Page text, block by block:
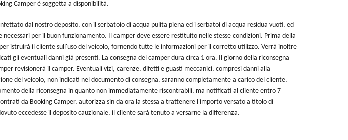
Camper è soggetta a disponibilità.
dal nostro deposito, con il serbatoio di acqua pulita piena ed i serbatoi di acqua residua vuoti, ed
per il buon funzionamento. Il camper deve essere restituito nelle stesse condizioni. Prima della
istruirà il cliente sull'uso del veicolo, fornendo tutte le informazioni per il corretto utilizzo. Verrà inoltre
gli eventuali danni già presenti. La consegna del camper dura circa 1 ora. Il giorno della riconsegna
revisionerà il camper. Eventuali vizi, carenze, difetti e guasti meccanici, compresi danni alla
del veicolo, non indicati nel documento di consegna, saranno completamente a carico del cliente,
della riconsegna in quanto non immediatamente riscontrabili, ma notificati al cliente entro 7
da Booking Camper, autorizza sin da ora la stessa a trattenere l'importo versato a titolo di
eccedesse il deposito cauzionale, il cliente sarà tenuto a versarne la differenza.